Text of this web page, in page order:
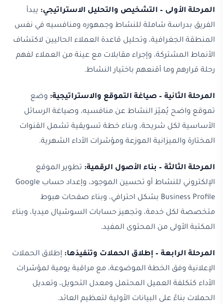
المرحلة الأولى – التشخيص والتحليل الاستراتيجي: يبدأ
الفريق بدراسة شاملة للنشاط وجمهوره ومنافسيه في نفس
المنطقة الجغرافية، وتحليل قاعدة العملاء الحاليين لاكتشاف
الأنماط المشتركة، وإجراء مقابلات مع عينة من العملاء لفهم
رحلة قرارهم وما أقنعهم باختيار النشاط.
المرحلة الثانية – صياغة التموقع والاستراتيجية: وضع
تموقع واضح يُميّز النشاط عن منافسيه، وصياغة الرسائل
الأساسية لكل شريحة، وبناء خطة تسويقية تشمل القنوات
المختارة والميزانية الموزعة ومؤشرات الأداء الشهرية.
المرحلة الثالثة – بناء الأصول الرقمية: تطوير الموقع
الإلكتروني للنشاط أو تحسين الموجود، وإعداد حساب Google
Business Profile بشكل احترافي، وبناء صفحات هبوط
متخصصة لكل خدمة، وتجهيز حسابات السوشيال ميديا، وبناء
المكتبة الأولى من المحتوى المفيد.
المرحلة الرابعة – إطلاق الحملات وتنفيذها: إطلاق الحملات
الإعلانية وفق الخطة الموضوعة، مع مراقبة يومية لمؤشرات
الأداء كتكلفة العميل المحتمل ومعدل التحويل، وتعديل
الحملات بناءً على البيانات الأولية لتعظيم العائد.